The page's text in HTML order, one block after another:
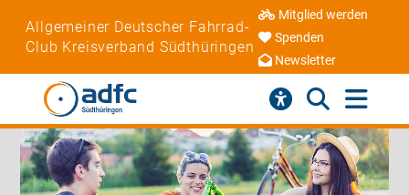
Allgemeiner Deutscher Fahrrad-
Club Kreisverband Südthüringen
Mitglied werden
Spenden
Newsletter